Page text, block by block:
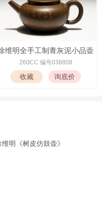
维明全手工制青灰泥小品壶
260CC 编号038808
明《树皮仿鼓壶》